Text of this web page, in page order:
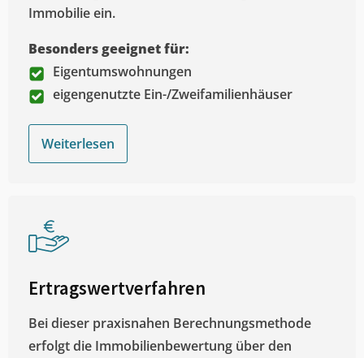
Immobilie ein.
Besonders geeignet für:
Eigentumswohnungen
eigengenutzte Ein-/Zweifamilienhäuser
Weiterlesen
Ertragswertverfahren
Bei dieser praxisnahen Berechnungsmethode
erfolgt die Immobilienbewertung über den